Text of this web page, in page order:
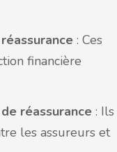
: Ces
financière
réassurance : Ils
les assureurs et